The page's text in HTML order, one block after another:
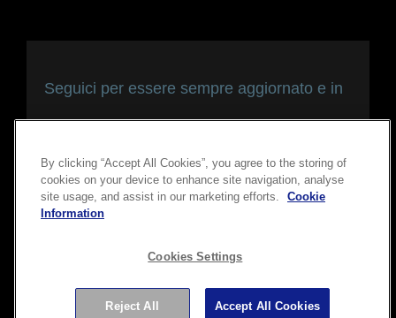
Seguici per essere sempre aggiornato e in
Copyright © 2026 Seiko Epson Corporation. Tutti i diritti
By clicking “Accept All Cookies”, you agree to the storing of
cookies on your device to enhance site navigation, analyse
site usage, and assist in our marketing efforts.
Cookie
Information
Cookies Settings
Reject All Accept All Cookies